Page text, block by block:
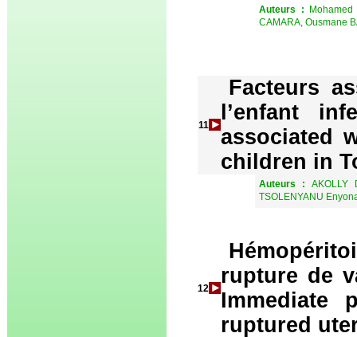
Auteurs :
CAMARA, Ousmane
11
Facteurs
l’enfant
associated
children in
Auteurs :AKOLLY
TSOLENYANU
12
rupture de
Immediate
ruptured